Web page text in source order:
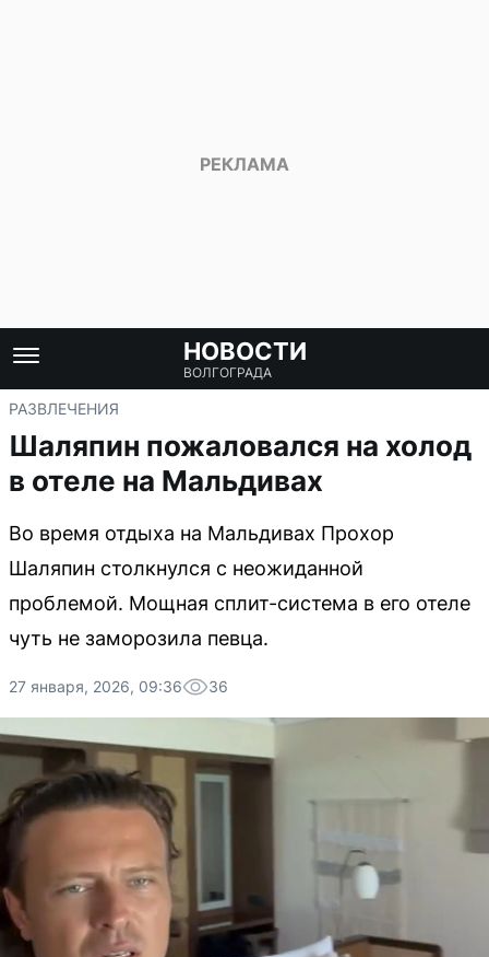
НОВОСТИ
ВОЛГОГРАДА
РАЗВЛЕЧЕНИЯ
Шаляпин пожаловался на холод
в отеле на Мальдивах
Во время отдыха на Мальдивах Прохор
Шаляпин столкнулся с неожиданной
проблемой. Мощная сплит-система в его отеле
чуть не заморозила певца.
27 января, 2026, 09:36 36